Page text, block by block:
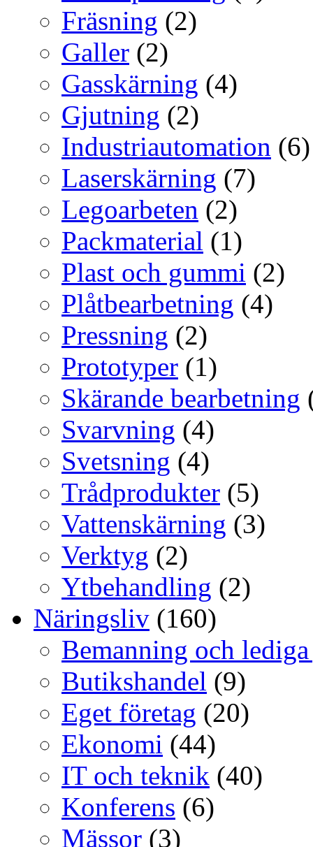
Fräsning (2)
Galler (2)
Gasskärning (4)
Gjutning (2)
Industriautomation (6)
Laserskärning (7)
Legoarbeten (2)
Packmaterial (1)
Plast och gummi (2)
Plåtbearbetning (4)
Pressning (2)
Prototyper (1)
Skärande bearbetning
Svarvning (4)
Svetsning (4)
Trådprodukter (5)
Vattenskärning (3)
Verktyg (2)
Ytbehandling (2)
Näringsliv (160)
Bemanning och
Butikshandel (9)
Eget företag (20)
Ekonomi (44)
IT och teknik (40)
Konferens (6)
Mässor (3)